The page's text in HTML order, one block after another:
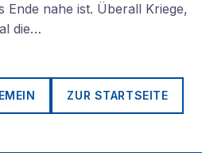
Ende nahe ist. Überall Kriege,
die…
ZUR STARTSEITE